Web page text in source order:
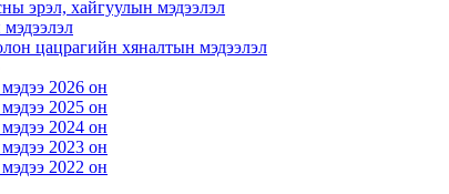
эрэл, хайгуулын мэдээлэл
цацрагийн хяналтын мэдээлэл
2026 он
2025 он
2024 он
2023 он
2022 он